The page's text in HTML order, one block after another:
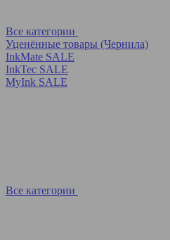
Все категории
Уценённые товары (Чернила)
InkMate SALE
InkTec SALE
MyInk SALE
Все категории